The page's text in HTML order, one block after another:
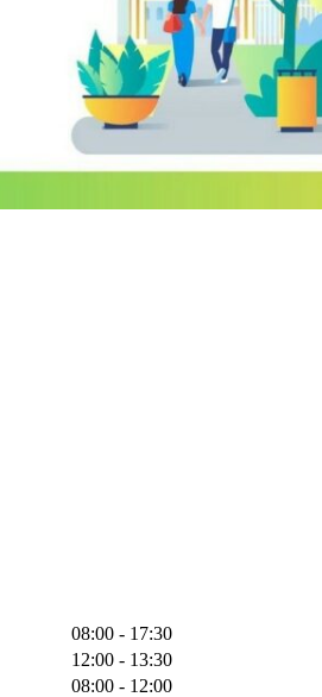
08:00 - 17:30
12:00 - 13:30
08:00 - 12:00